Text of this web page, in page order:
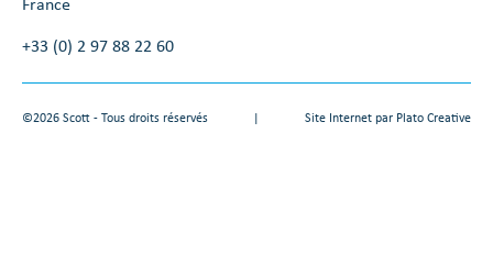
+33 (0) 2 97 88 22 60
©2026 Scott - Tous droits réservés | Site Internet par Plato Creative